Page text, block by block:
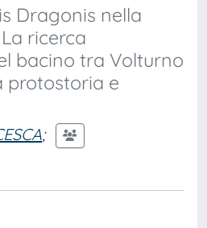
Dragonis nella
ricerca
bacino tra Volturno
protostoria e
;